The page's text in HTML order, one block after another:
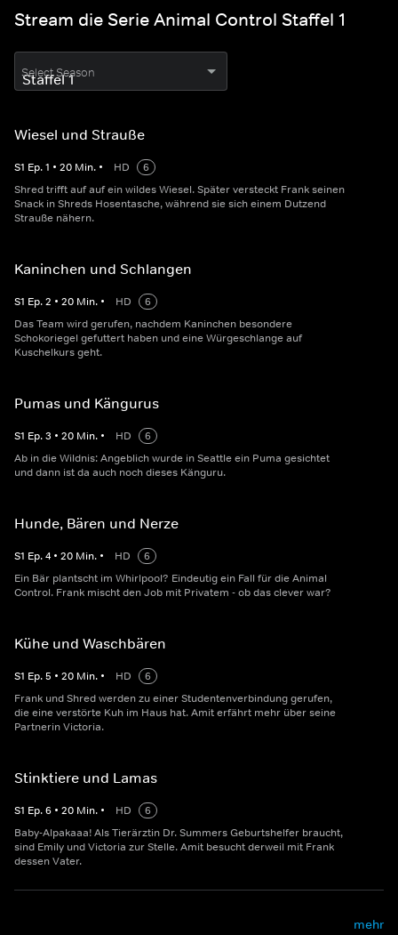
Stream die Serie Animal Control Staffel 1
Select Season
Wiesel und Strauße
S1 Ep.1 • 20 Min. • HD
6
Shred trifft auf auf ein wildes Wiesel. Später versteckt Frank seinen
Snack in Shreds Hosentasche, während sie sich einem Dutzend
Strauße nähern.
Kaninchen und Schlangen
S1 Ep.2 • 20 Min. • HD
6
Das Team wird gerufen, nachdem Kaninchen besondere
Schokoriegel gefuttert haben und eine Würgeschlange auf
Kuschelkurs geht.
Pumas und Kängurus
S1 Ep.3 • 20 Min. • HD
6
Ab in die Wildnis: Angeblich wurde in Seattle ein Puma gesichtet
und dann ist da auch noch dieses Känguru.
Hunde, Bären und Nerze
S1 Ep.4 • 20 Min. • HD
6
Ein Bär plantscht im Whirlpool? Eindeutig ein Fall für die Animal
Control. Frank mischt den Job mit Privatem - ob das clever war?
Kühe und Waschbären
S1 Ep.5 • 20 Min. • HD
6
Frank und Shred werden zu einer Studentenverbindung gerufen,
die eine verstörte Kuh im Haus hat. Amit erfährt mehr über seine
Partnerin Victoria.
Stinktiere und Lamas
S1 Ep.6 • 20 Min. • HD
6
Baby-Alpakaaa! Als Tierärztin Dr. Summers Geburtshelfer braucht,
sind Emily und Victoria zur Stelle. Amit besucht derweil mit Frank
dessen Vater.
mehr